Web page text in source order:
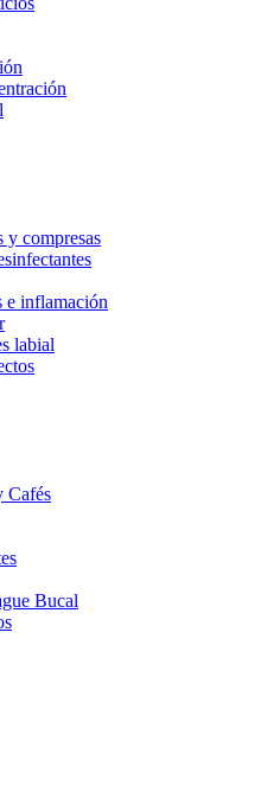
y compresas
e inflamación
labial
Cafés
Bucal